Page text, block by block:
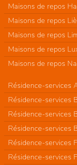
Maisons de repos
Maisons de repos
Maisons de repos
Maisons de repos
Maisons de repos
Résidence-services
Résidence-services
Résidence-services
Résidence-services
Résidence-services
Résidence-services